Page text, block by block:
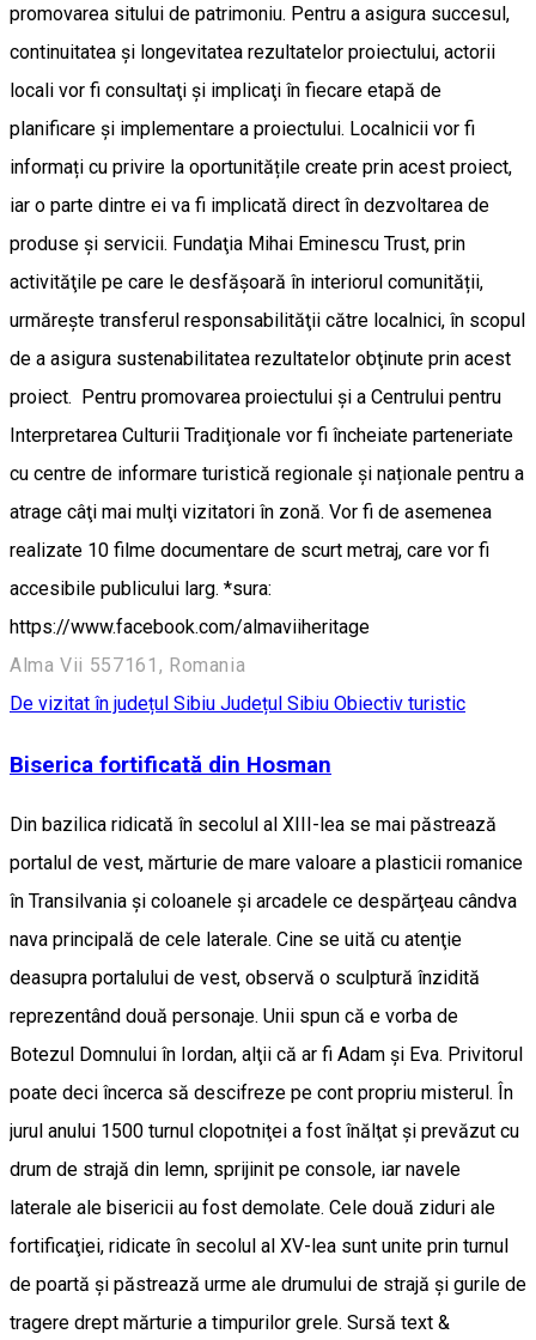
promovarea sitului de patrimoniu. Pentru a asigura succesul,
continuitatea și longevitatea rezultatelor proiectului, actorii
locali vor fi consultaţi şi implicaţi în fiecare etapă de
planificare și implementare a proiectului. Localnicii vor fi
informați cu privire la oportunitățile create prin acest proiect,
iar o parte dintre ei va fi implicată direct în dezvoltarea de
produse și servicii. Fundaţia Mihai Eminescu Trust, prin
activităţile pe care le desfășoară în interiorul comunității,
urmăreşte transferul responsabilităţii către localnici, în scopul
de a asigura sustenabilitatea rezultatelor obţinute prin acest
proiect. Pentru promovarea proiectului şi a Centrului pentru
Interpretarea Culturii Tradiţionale vor fi încheiate parteneriate
cu centre de informare turistică regionale și naționale pentru a
atrage câţi mai mulţi vizitatori în zonă. Vor fi de asemenea
realizate 10 filme documentare de scurt metraj, care vor fi
accesibile publicului larg. *sura:
https://www.facebook.com/almaviiheritage
Alma Vii 557161, Romania
De vizitat în județul Sibiu Județul Sibiu Obiectiv turistic
Biserica fortificată din Hosman
Din bazilica ridicată în secolul al XIII-lea se mai păstrează
portalul de vest, mărturie de mare valoare a plasticii romanice
în Transilvania şi coloanele şi arcadele ce despărţeau cândva
nava principală de cele laterale. Cine se uită cu atenţie
deasupra portalului de vest, observă o sculptură înzidită
reprezentând două personaje. Unii spun că e vorba de
Botezul Domnului în Iordan, alţii că ar fi Adam şi Eva. Privitorul
poate deci încerca să descifreze pe cont propriu misterul. În
jurul anului 1500 turnul clopotniţei a fost înălţat şi prevăzut cu
drum de strajă din lemn, sprijinit pe console, iar navele
laterale ale bisericii au fost demolate. Cele două ziduri ale
fortificaţiei, ridicate în secolul al XV-lea sunt unite prin turnul
de poartă şi păstrează urme ale drumului de strajă şi gurile de
tragere drept mărturie a timpurilor grele. Sursă text &